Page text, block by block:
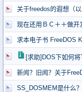
关于freedos的遐想（
现在还用ＢＣ＋＋做开
求本电子书 FreeDOS
[求助]DOS下如何
新闻？旧闻？关于
SS_DOSMEM是什么？